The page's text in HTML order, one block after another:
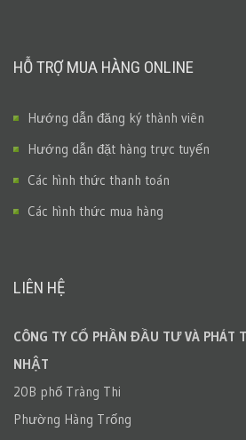
HỖ TRỢ MUA HÀNG ONLINE
Hướng dẫn đăng ký thành viên
Hướng dẫn đặt hàng trực tuyến
Các hình thức thanh toán
Các hình thức mua hàng
LIÊN HỆ
CÔNG TY CỔ PHẦN ĐẦU TƯ VÀ PHÁT
NHẬT
20B phố Tràng Thi
Phường Hàng Trống